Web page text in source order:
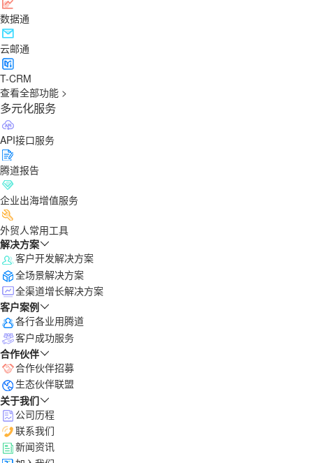
数据通
云邮通
T-CRM
查看全部功能 >
多元化服务
API接口服务
腾道报告
企业出海增值服务
外贸人常用工具
解决方案
客户开发解决方案
全场景解决方案
全渠道增长解决方案
客户案例
各行各业用腾道
客户成功服务
合作伙伴
合作伙伴招募
生态伙伴联盟
关于我们
公司历程
联系我们
新闻资讯